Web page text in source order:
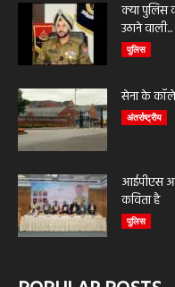
क्या पुलिस
उठाने वाली...
पुलिस
सेना के
अंतर्राष्ट्रीय
आईपीएस
कविता है
पुलिस